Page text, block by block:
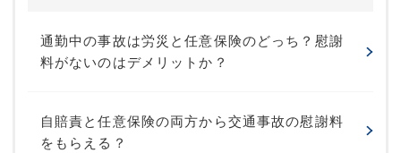
通勤中の事故は労災と任意保険のどっち？慰謝
料がないのはデメリットか？
自賠責と任意保険の両方から交通事故の慰謝料
をもらえる？